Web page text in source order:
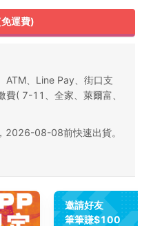
運費)
ATM、Line Pay、街口支
費( 7-11、全家、萊爾富、
2026-08-08前快速出貨。
邀請好友
筆筆賺$100